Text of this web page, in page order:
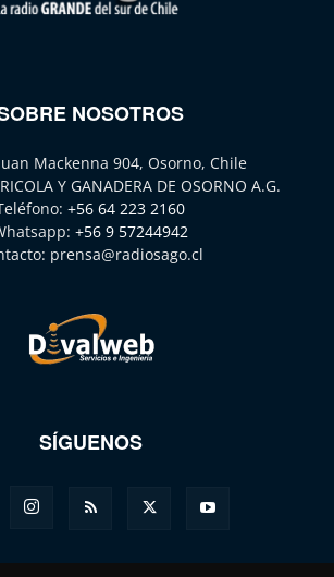
NOSOTROS
Mackenna 904, Osorno, Chile
Y GANADERA DE OSORNO A.G.
+56 64 223 2160
+56 9 57244942
prensa@radiosago.cl
SÍGUENOS